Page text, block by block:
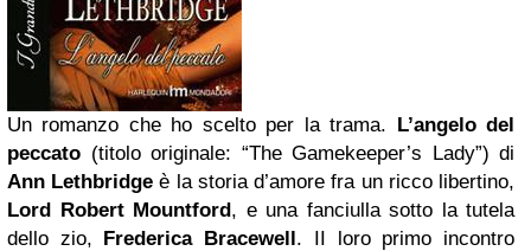
Un romanzo che ho scelto per la trama. L’angelo del
peccato (titolo originale: “The Gamekeeper’s Lady”) di
Ann Lethbridge è la storia d’amore fra un ricco libertino,
Lord Robert Mountford, e una fanciulla sotto la tutela
dello zio, Frederica Bracewell. II loro primo incontro